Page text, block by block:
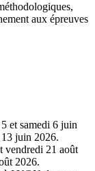
aux épreuves
et samedi 6 juin
juin 2026.
vendredi 21 août
2026.